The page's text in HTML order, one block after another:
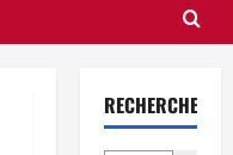
RECHERCHER